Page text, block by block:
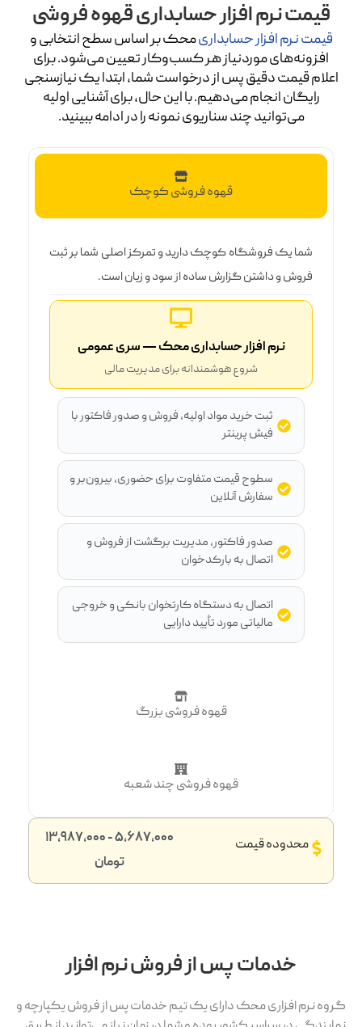
قیمت نرم افزار حسابداری قهوه فروشی
قیمت نرم افزار حسابداریمحک بر اساس سطح انتخابی و
افزونه‌های موردنیاز هر کسب‌وکار تعیین می‌شود. برای
اعلام قیمت دقیق پس از درخواست شما، ابتدا یک نیازسنجی
رایگان انجام می‌دهیم. با این حال، برای آشنایی اولیه
می‌توانید چند سناریوی نمونه را در ادامه ببینید.
قهوه فروشی کوچک
قهوه فروشی بزرگ
قهوه فروشی چند شعبه
شما یک فروشگاه کوچک دارید و تمرکز اصلی شما بر ثبت
فروش و داشتن گزارش ساده از سود و زیان است.
نرم افزار حسابداری محک — سری عمومی
شروع هوشمندانه برای مدیریت مالی
ثبت خرید مواد اولیه، فروش و صدور فاکتور با
فیش پرینتر
سطوح قیمت متفاوت برای حضوری، بیرون‌بر و
سفارش آنلاین
صدور فاکتور، مدیریت برگشت از فروش و
اتصال به بارکدخوان
اتصال به دستگاه کارتخوان بانکی و خروجی
مالیاتی مورد تأیید دارایی
محدوده قیمت
5,687,000 - 13,987,000
تومان
خدمات پس از فروش نرم افزار
گروه نرم افزاری محک دارای یک تیم خدمات پس از فروش یکپارچه و